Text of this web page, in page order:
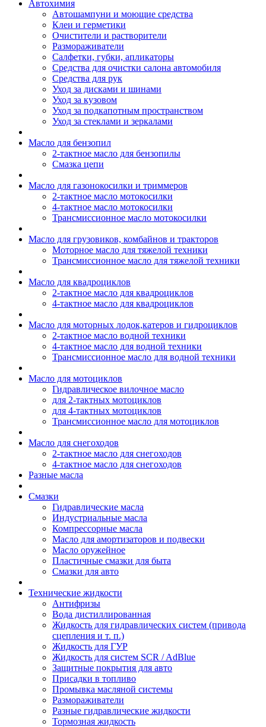
Автохимия
Автошампуни и моющие средства
Клеи и герметики
Очистители и растворители
Размораживатели
Салфетки, губки, апликаторы
Средства для очистки салона автомобиля
Средства для рук
Уход за дисками и шинами
Уход за кузовом
Уход за подкапотным пространством
Уход за стеклами и зеркалами
Масло для бензопил
2-тактное масло для бензопилы
Cмазка цепи
Масло для газонокосилки и триммеров
2-тактное масло мотокосилки
4-тактное масло мотокосилки
Трансмиссионное масло мотокосилки
Масло для грузовиков, комбайнов и тракторов
Моторное масло для тяжелой техники
Трансмиссионное масло для тяжелой техники
Масло для квадроциклов
2-тактное масло для квадроциклов
4-тактное масло для квадроциклов
Масло для моторных лодок,катеров и гидроциклов
2-тактное масло водной техники
4-тактное масло для водной техники
Трансмиссионное масло для водной техники
Масло для мотоциклов
Гидравлическое вилочное масло
для 2-тактных мотоциклов
для 4-тактных мотоциклов
Трансмиссионное масло для мотоциклов
Масло для снегоходов
2-тактное масло для снегоходов
4-тактное масло для снегоходов
Разные масла
Смазки
Гидравлические масла
Индустриальные масла
Компрессорные масла
Масло для амортизаторов и подвески
Масло оружейное
Пластичные смазки для быта
Смазки для авто
Технические жидкости
Антифризы
Вода дистиллированная
Жидкость для гидравлических систем (привода
сцепления и т. п.)
Жидкость для ГУР
Жидкость для систем SCR / AdBlue
Защитные покрытия для авто
Присадки в топливо
Промывка масляной системы
Размораживатели
Разные гидравлические жидкости
Тормозная жидкость